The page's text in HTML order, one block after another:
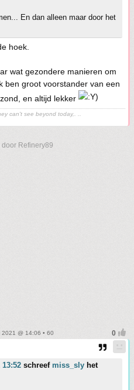
En dan alleen maar door het
hoek.
wat gezondere manieren om
ben groot voorstander van een
en altijd lekker
can't see beyond today,. ..
Refinery89
2021 @ 14:06 • 60
schreef miss_sly het